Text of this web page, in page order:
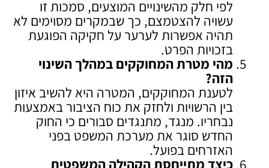
לפי חלק מהשינויים המוצעים, סמכות זו
עשויה להצטמצם, כך שבמקרים מסוימים לא
תהיה אפשרות לערער על חקיקה הפוגעת
בזכויות הפרט.
מהי מטרת המחוקקים במהלך השינוי
הזה?
לטענת המחוקקים, המטרה היא להשיב איזון
בין הרשויות ולחזק את כוח הציבור באמצעות
נבחריו. מנגד, מתנגדים סבורים כי החוק
החדש סוגר את מערכת המשפט בפני
האזרחים בפועל.
כיצד מתייחסת הקהילה המשפטית